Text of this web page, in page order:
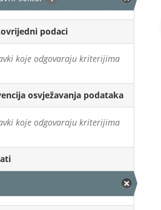
podaci
koje odgovaraju kriterijima
osvježavanja podataka
koje odgovaraju kriterijima